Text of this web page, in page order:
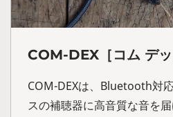
COM-DEX［コム デッ
COM-DEXは、Bluetooth対
スの補聴器に高音質な音を届